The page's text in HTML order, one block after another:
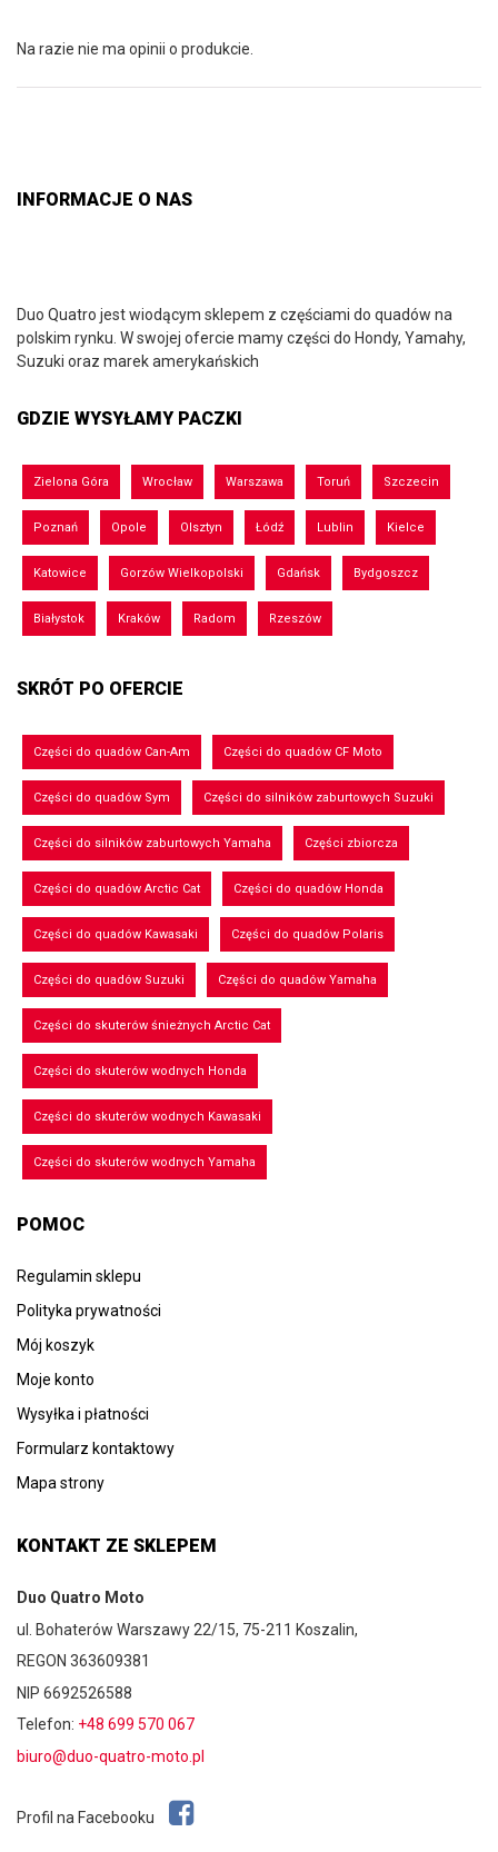
Na razie nie ma opinii o produkcie.
INFORMACJE O NAS
Duo Quatro jest wiodącym sklepem z częściami do quadów na
polskim rynku. W swojej ofercie mamy części do Hondy, Yamahy,
Suzuki oraz marek amerykańskich
GDZIE WYSYŁAMY PACZKI
Zielona Góra Wrocław Warszawa Toruń Szczecin
Poznań Opole Olsztyn Łódź Lublin Kielce
Katowice Gorzów Wielkopolski Gdańsk Bydgoszcz
Białystok Kraków Radom Rzeszów
SKRÓT PO OFERCIE
Części do quadów Can-Am Części do quadów CF Moto
Części do quadów Sym Części do silników zaburtowych Suzuki
Części do silników zaburtowych Yamaha Części zbiorcza
Części do quadów Arctic Cat Części do quadów Honda
Części do quadów Kawasaki Części do quadów Polaris
Części do quadów Suzuki Części do quadów Yamaha
Części do skuterów śnieżnych Arctic Cat
Części do skuterów wodnych Honda
Części do skuterów wodnych Kawasaki
Części do skuterów wodnych Yamaha
POMOC
Regulamin sklepu
Polityka prywatności
Mój koszyk
Moje konto
Wysyłka i płatności
Formularz kontaktowy
Mapa strony
KONTAKT ZE SKLEPEM
Duo Quatro Moto
ul. Bohaterów Warszawy 22/15, 75-211 Koszalin,
REGON 363609381
NIP 6692526588
Telefon: +48 699 570 067
biuro@duo-quatro-moto.pl
Profil na Facebooku